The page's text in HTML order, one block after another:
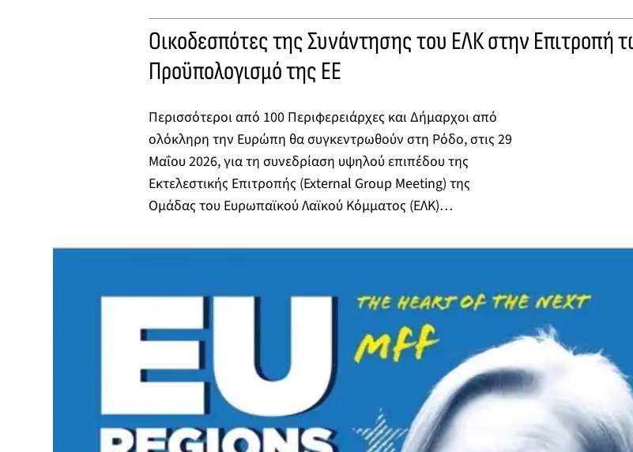
Οικοδεσπότες της Συνάντησης του ΕΛΚ στην Επιτροπή
Προϋπολογισμό της ΕΕ
Περισσότεροι από 100 Περιφερειάρχες και Δήμαρχοι από
ολόκληρη την Ευρώπη θα συγκεντρωθούν στη Ρόδο, στις 29
Μαΐου 2026, για τη συνεδρίαση υψηλού επιπέδου της
Εκτελεστικής Επιτροπής (External Group Meeting) της
Ομάδας του Ευρωπαϊκού Λαϊκού Κόμματος (ΕΛΚ)…